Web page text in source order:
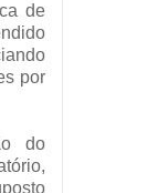
de
por
do